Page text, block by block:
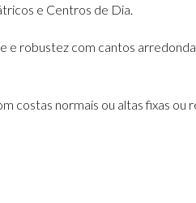
e Centros de Dia.
robustez com cantos
costas normais ou altas fixas ou